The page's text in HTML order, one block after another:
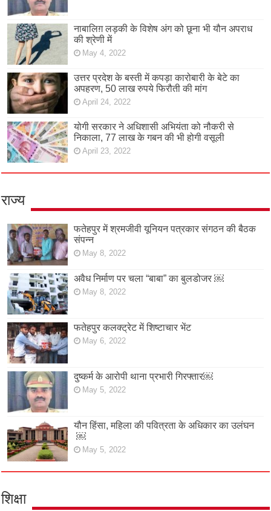
नाबालिग़ लड़की के विशेष अंग को छूना भी यौन अपराध
की श्रेणी में
May 4, 2022
उत्तर प्रदेश के बस्ती में कपड़ा कारोबारी के बेटे का
अपहरण, 50 लाख रुपये फिरौती की मांग
April 24, 2022
योगी सरकार ने अधिशासी अभियंता को नौकरी से
निकाला, 77 लाख के गबन की भी होगी वसूली
April 23, 2022
राज्य
फतेहपुर में श्रमजीवी यूनियन पत्रकार संगठन की बैठक
संपन्न
May 8, 2022
अवैध निर्माण पर चला “बाबा” का बुलडोजर ￼
May 8, 2022
फतेहपुर कलक्ट्रेट में शिष्टाचार भेंट
May 6, 2022
दुष्कर्म के आरोपी थाना प्रभारी गिरफ्तार￼
May 5, 2022
यौन हिंसा, महिला की पवित्रता के अधिकार का उलंघन
￼
May 5, 2022
शिक्षा